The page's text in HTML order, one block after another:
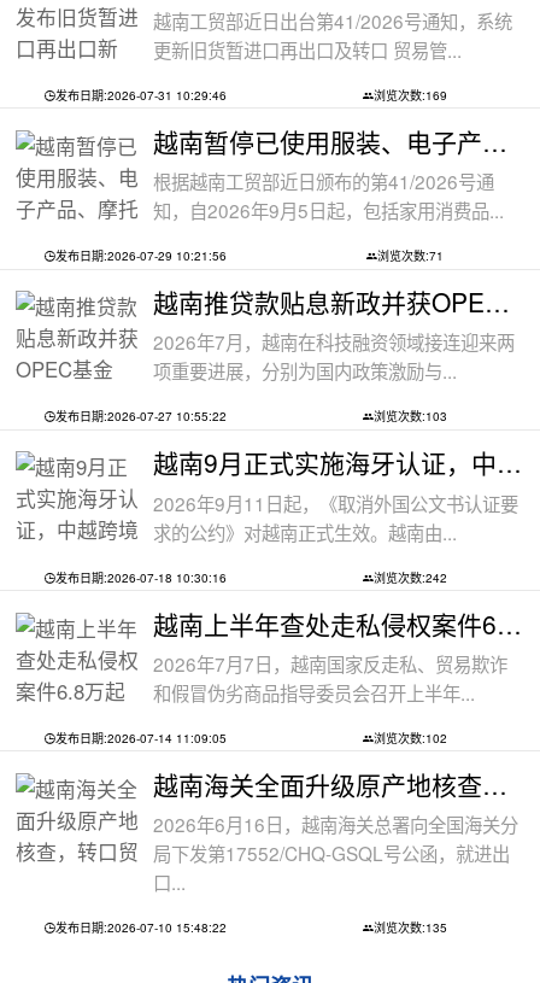
越南工贸部近日出台第41/2026号通知，系统
更新旧货暂进口再出口及转口 贸易管...
发布日期:2026-07-31 10:29:46 浏览次数:169
越南暂停已使用服装、电子产品、摩托车
根据越南工贸部近日颁布的第41/2026号通
知，自2026年9月5日起，包括家用消费品...
发布日期:2026-07-29 10:21:56 浏览次数:71
越南推贷款贴息新政并获OPEC基金5000万美
2026年7月，越南在科技融资领域接连迎来两
项重要进展，分别为国内政策激励与...
发布日期:2026-07-27 10:55:22 浏览次数:103
越南9月正式实施海牙认证，中越跨境文件
2026年9月11日起，《取消外国公文书认证要
求的公约》对越南正式生效。越南由...
发布日期:2026-07-18 10:30:16 浏览次数:242
越南上半年查处走私侵权案件6.8万起
2026年7月7日，越南国家反走私、贸易欺诈
和假冒伪劣商品指导委员会召开上半年...
发布日期:2026-07-14 11:09:05 浏览次数:102
越南海关全面升级原产地核查，转口贸易
2026年6月16日，越南海关总署向全国海关分
局下发第17552/CHQ-GSQL号公函，就进出
口...
发布日期:2026-07-10 15:48:22 浏览次数:135